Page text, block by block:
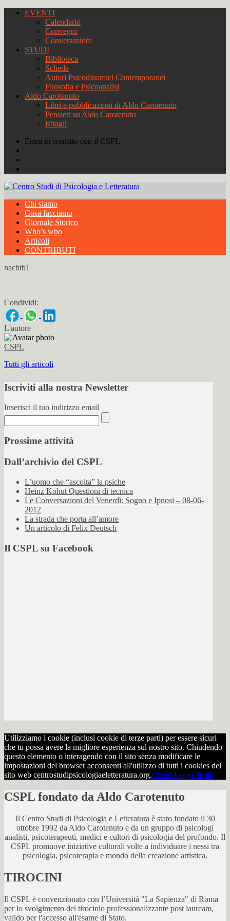
EVENTI
Calendario
Convegni
Conversazioni
STUDI
Biblioteca
Schede
Autori Psicodinamici Contemporanei
Filosofia e Psicoanalisi
Aldo Carotenuto
Libri e pubblicazioni di Aldo Carotenuto
Pensieri su Aldo Carotenuto
Ritagli
Entra in contatto con il CSPL
Chi siamo
Cosa facciamo
Giornale Storico
Who’s who
Articoli
CONTRIBUTI
nachtb1
Condividi:
L'autore
CSPL
Tutti gli articoli
Iscriviti alla nostra Newsletter
Inserisci il tuo indirizzo email
Prossime attività
Dall’archivio del CSPL
L’uomo che “ascolta” la psiche
Heinz Kohut Questioni di tecnica
Le Conversazioni del Venerdì: Sogno e Ipnosi – 08-06-
2012
La strada che porta all’amore
Un articolo di Felix Deutsch
Il CSPL su Facebook
Utilizziamo i cookie (inclusi cookie di terze parti) per essere sicuri
che tu possa avere la migliore esperienza sul nostro sito. Chiudendo
questo elemento o interagendo con il sito senza modificare le
impostazioni del browser acconsenti all'utilizzo di tutti i cookies del
sito web centrostudipsicologiaeletteratura.org.ChiudiLeggi di più
CSPL fondato da Aldo Carotenuto
Il Centro Studi di Psicologia e Letteratura è stato fondato il 30
ottobre 1992 da Aldo Carotenuto e da un gruppo di psicologi
analisti, psicoterapeuti, medici e cultori di psicologia del profondo. Il
CSPL promuove iniziative culturali volte a individuare i nessi tra
psicologia, psicoterapia e mondo della creazione artistica.
TIROCINI
Il CSPL è convenzionato con l’Università "La Sapienza" di Roma
per lo svolgimento del tirocinio professionalizzante post lauream,
valido per l'accesso all'esame di Stato.